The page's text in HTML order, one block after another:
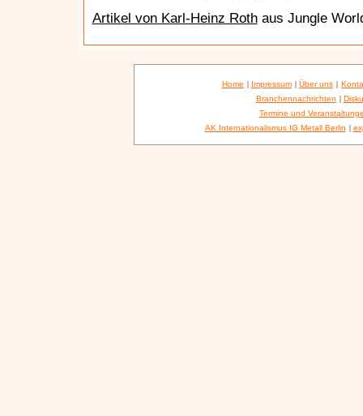
Artikel von Karl-Heinz Roth aus Jungle
Home | Impressum | Über uns |
Branchennachrichten |
Termine und
AK Internationalismus IG Metall Berlin |